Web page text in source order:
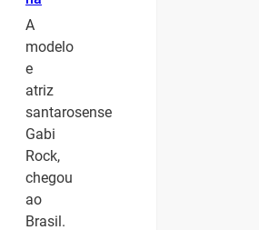
A
modelo
e
atriz
santarosense
Gabi
Rock,
chegou
ao
Brasil.